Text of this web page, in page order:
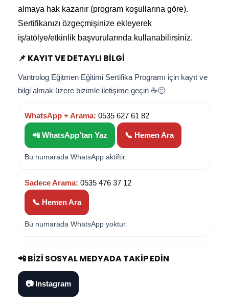
almaya hak kazanır (program koşullarına göre).
Sertifikanızı özgeçmişinize ekleyerek
iş/atölye/etkinlik başvurularında kullanabilirsiniz.
📌 KAYIT VE DETAYLI BILGI
Vantrolog Eğitmen Eğitimi Sertifika Programı için kayıt ve
bilgi almak üzere bizimle iletişime geçin ☕🙂
WhatsApp + Arama: 0535 627 61 82
📲 WhatsApp’tan Yaz 📞 Hemen Ara
Bu numarada WhatsApp aktiftir.
Sadece Arama: 0535 476 37 12
📞 Hemen Ara
Bu numarada WhatsApp yoktur.
📲 BIZI SOSYAL MEDYADA TAKIP EDIN
📷 Instagram